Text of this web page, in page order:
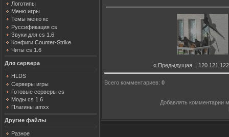
Логотипы
Меню игры
Темы меню кс
Руссификация cs
Звуки для cs 1.6
Конфиги Counter-Strike
Читы cs 1.6
Для сервера
HLDS
Серверы игры
Готовые серверы cs
Моды cs 1.6
Плагины amxx
Другие файлы
Разное
« Предыдущая | 120 121 122
Всего комментариев: 0
Добавлять комментарии